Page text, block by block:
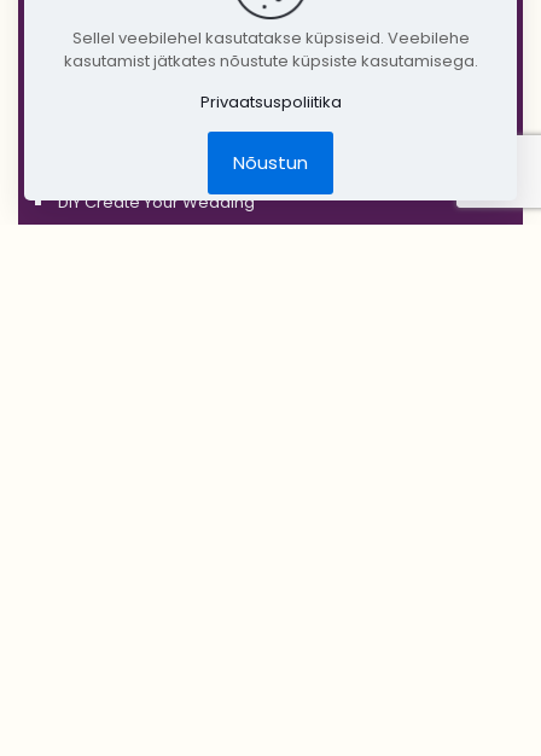
'GOLD'
DIY Create Your Wedding
Sellel veebilehel kasutatakse küpsiseid. Veebilehe
kasutamist jätkates nõustute küpsiste kasutamisega.
Privaatsuspoliitika
Nõustun